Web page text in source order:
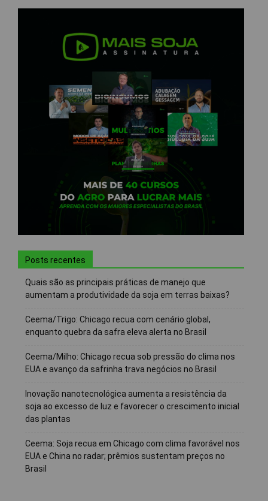
Posts recentes
Quais são as principais práticas de manejo que
aumentam a produtividade da soja em terras baixas?
Ceema/Trigo: Chicago recua com cenário global,
enquanto quebra da safra eleva alerta no Brasil
Ceema/Milho: Chicago recua sob pressão do clima nos
EUA e avanço da safrinha trava negócios no Brasil
Inovação nanotecnológica aumenta a resistência da
soja ao excesso de luz e favorecer o crescimento inicial
das plantas
Ceema: Soja recua em Chicago com clima favorável nos
EUA e China no radar; prêmios sustentam preços no
Brasil